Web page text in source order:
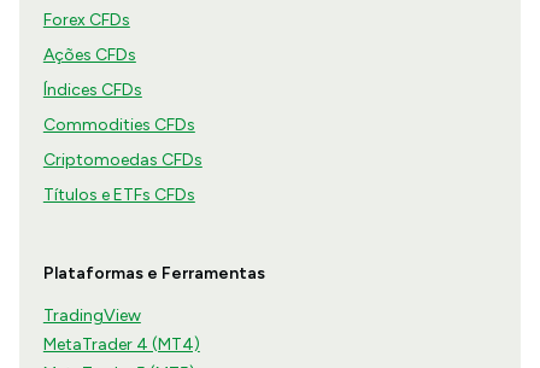
Forex CFDs
Ações CFDs
Índices CFDs
Commodities CFDs
Criptomoedas CFDs
Títulos e ETFs CFDs
Plataformas e Ferramentas
TradingView
MetaTrader 4 (MT4)